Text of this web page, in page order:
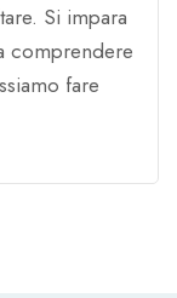
Si impara
comprendere
fare